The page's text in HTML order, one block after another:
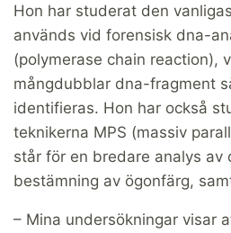
Hon har studerat den
används vid forensisk dna-
(polymerase chain reaction),
mångdubblar dna-fragment
identifieras. Hon har också
teknikerna MPS (massiv
står för en bredare analys av
bestämning av ögonfärg,
– Mina undersökningar visar